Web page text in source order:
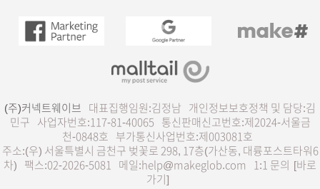
(주)커넥트웨이브 대표집행임원:김정남
개인정보보호정책 및 담당:김
민구
사업자번호:117-81-40065
통신판매신고번호:제2024-서울금
천-0848호
부가통신사업번호:제003081호
주소:(우) 서울특별시 금천구 벚꽃로 298, 17층(가산동, 대륭포스트타워6
차)
팩스:02-2026-5081 메일:help@makeglob.com 1:1 문의
[바로
가기]